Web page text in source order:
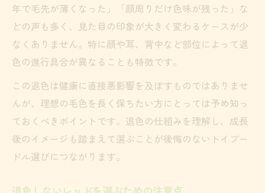
年で毛先が薄くなった」「顔周りだけ色味が残った」な
どの声も多く、見た目の印象が大きく変わるケースが少
なくありません。特に顔や耳、背中など部位によって退
色の進行具合が異なることも特徴です。
この退色は健康に直接悪影響を及ぼすものではありませ
んが、理想の毛色を長く保ちたい方にとっては予め知っ
ておくべきポイントです。退色の仕組みを理解し、成長
後のイメージも踏まえて選ぶことが後悔のないトイプー
ドル選びにつながります。